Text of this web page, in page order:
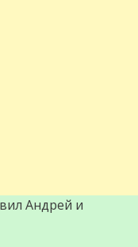
Андрей и